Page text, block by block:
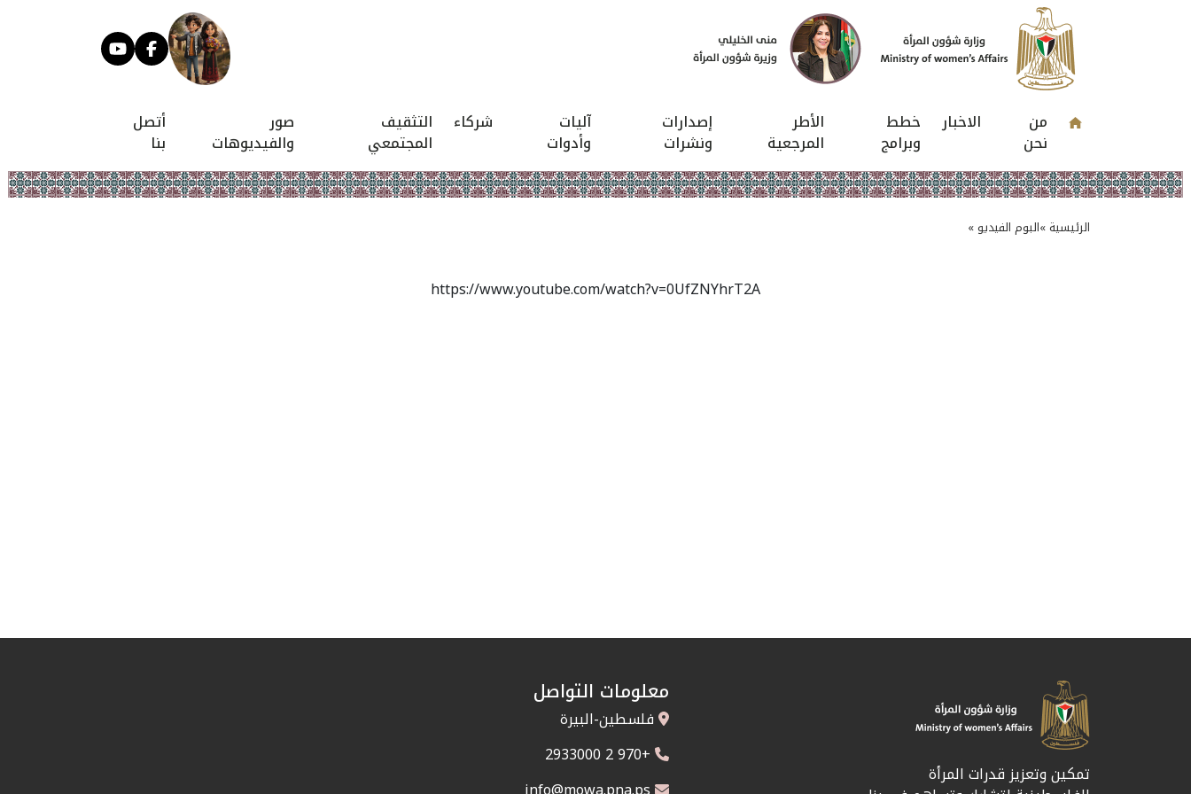
من
نحن
الاخبار خطط
وبرامج
الأطر
المرجعية
إصدارات
ونشرات
آليات
وأدوات
شركاء التثقيف
المجتمعي
صور
والفيديوهات
أتصل
بنا
الرئيسية »البوم الفيديو »
https://www.youtube.com/watch?v=0UfZNYhrT2A
تمكين وتعزيز قدرات المرأة
معلومات التواصل
فلسطين-البيرة
+970 2 2933000